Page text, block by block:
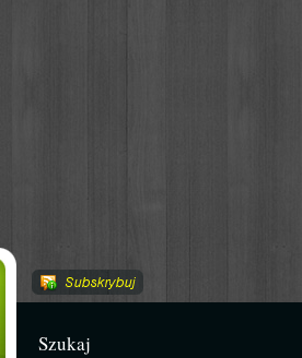
Szukaj